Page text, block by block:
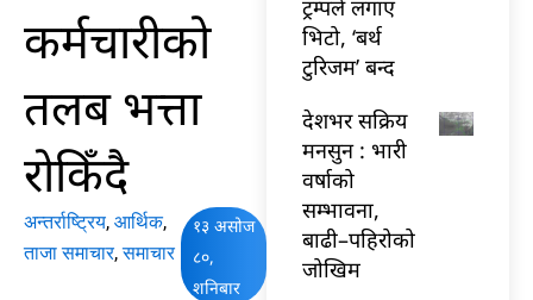
कर्मचारीको
तलब भत्ता
रोकिँदै
अन्तर्राष्ट्रिय, आर्थिक,
ताजा समाचार,समाचार
१३ असोज
८०,
शनिबार
ट्रम्पले लगाए
भिटो, ‘बर्थ
टुरिजम’ बन्द
देशभर सक्रिय
मनसुन : भारी
वर्षाको
सम्भावना,
बाढी–पहिरोको
जोखिम